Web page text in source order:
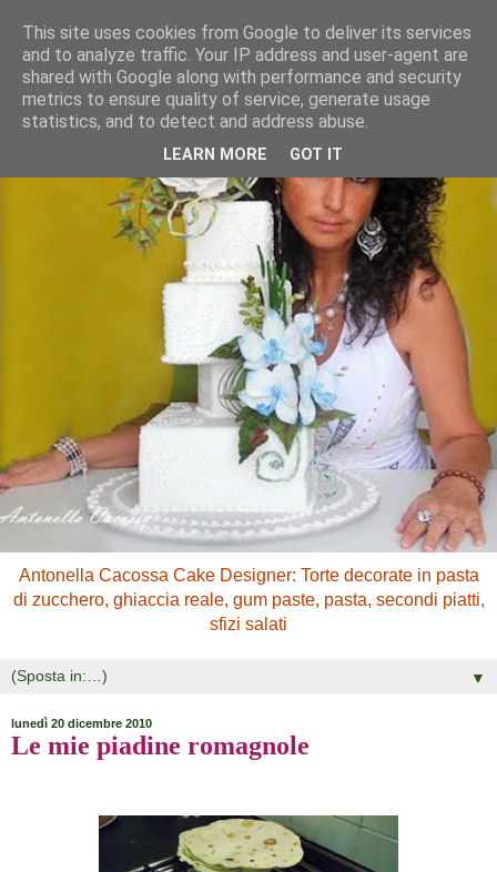
Antonella Cacossa Cake Designer: Torte decorate in pasta
di zucchero, ghiaccia reale, gum paste, pasta, secondi piatti,
sfizi salati
▼
lunedì 20 dicembre 2010
Le mie piadine romagnole
This site uses cookies from Google to deliver its services
and to analyze traffic. Your IP address and user-agent are
shared with Google along with performance and security
metrics to ensure quality of service, generate usage
statistics, and to detect and address abuse.
LEARN MORE GOT IT